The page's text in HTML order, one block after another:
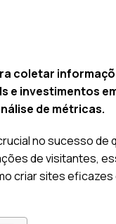
coletar
e investimentos
de métricas.
no sucesso de
de visitantes,
criar sites eficazes